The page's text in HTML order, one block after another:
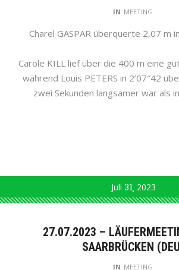
IN MEETING
Charel GASPAR überquerte 2,07 m
Carole KILL lief über die 400 m eine
während Louis PETERS in 2’07″42
zwei Sekunden langsamer war als
Juli 31 2023
27.07.2023 –
SAARBRÜCKEN
IN MEETING